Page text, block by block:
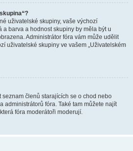
uživatelské skupiny, vaše výchozí
barva a hodnost skupiny by měla být u
Administrátor fóra vám může udělit
uživatelské skupiny ve vašem „Uživatelském
seznam členů starajících se o chod nebo
administrátorů fóra. Také tam můžete najít
fóra moderátoři moderují.